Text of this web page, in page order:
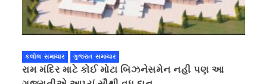
કલોલ સમાચાર ગુજરાત સમાચાર
રામ મંદિર માટે કોઈ મોટા બિઝનેસમેન નહી પણ આ